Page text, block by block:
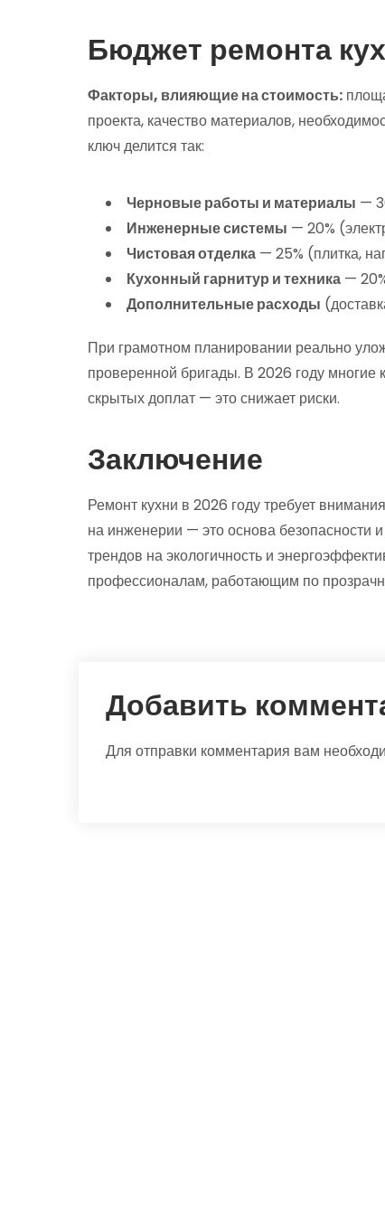
Бюджет ремонта
Факторы, влияющие на стоимость:
проекта, качество материалов,
ключ делится так:
Черновые работы и материалы —
Инженерные системы — 20%
Чистовая отделка — 25% (плитка,
Кухонный гарнитур и техника —
Дополнительные расходы
При грамотном планировании реально
проверенной бригады. В 2026 году
скрытых доплат — это снижает риски.
Заключение
Ремонт кухни в 2026 году требует
на инженерии — это основа безопасности
трендов на экологичность и
профессионалам, работающим по
Добавить
Для отправки комментария вам